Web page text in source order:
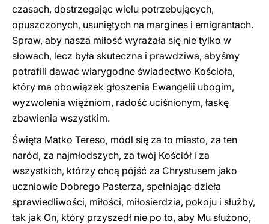
czasach, dostrzegając wielu potrzebujących,
opuszczonych, usuniętych na margines i emigrantach.
Spraw, aby nasza miłość wyrażała się nie tylko w
słowach, lecz była skuteczna i prawdziwa, abyśmy
potrafili dawać wiarygodne świadectwo Kościoła,
który ma obowiązek głoszenia Ewangelii ubogim,
wyzwolenia więźniom, radość uciśnionym, łaskę
zbawienia wszystkim.
Święta Matko Tereso, módl się za to miasto, za ten
naród, za najmłodszych, za twój Kościół i za
wszystkich, którzy chcą pójść za Chrystusem jako
uczniowie Dobrego Pasterza, spełniając dzieła
sprawiedliwości, miłości, miłosierdzia, pokoju i służby,
tak jak On, który przyszedł nie po to, aby Mu służono,